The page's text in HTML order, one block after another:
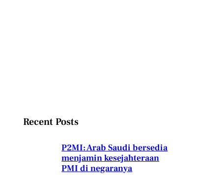
Recent Posts
P2MI: Arab Saudi bersedia
menjamin kesejahteraan
PMI di negaranya